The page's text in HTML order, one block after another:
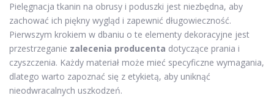
Pielęgnacja tkanin na obrusy i poduszki jest niezbędna, aby
zachować ich piękny wygląd i zapewnić długowieczność.
Pierwszym krokiem w dbaniu o te elementy dekoracyjne jest
przestrzeganie zalecenia producenta dotyczące prania i
czyszczenia. Każdy materiał może mieć specyficzne wymagania,
dlatego warto zapoznać się z etykietą, aby uniknąć
nieodwracalnych uszkodzeń.